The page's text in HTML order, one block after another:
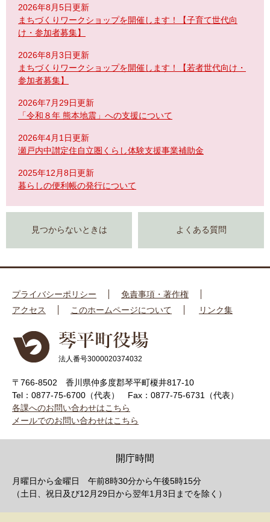
2026年8月5日更新
まちづくりワークショップを開催します！【子育て世代向
け・参加者募集】
2026年8月3日更新
まちづくりワークショップを開催します！【若者世代向け・
参加者募集】
2026年7月29日更新
「令和８年 熊本地震」への支援について
2026年4月1日更新
瀬戸内中讃定住自立圏くらし体験支援事業補助金
2025年12月8日更新
暮らしの便利帳の発行について
見つからないときは よくある質問
プライバシーポリシー
免責事項・著作権
アクセス
このホームページについて リンク集
法人番号3000020374032
〒766-8502 香川県仲多度郡琴平町榎井817-10
Tel：0877-75-6700（代表）
Fax：0877-75-6731（代表）
各課へのお問い合わせはこちら
メールでのお問い合わせはこちら
開庁時間
月曜日から金曜日 午前8時30分から午後5時15分
（土日、祝日及び12月29日から翌年1月3日までを除く）